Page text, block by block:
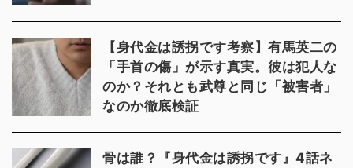
【身代金は誘拐です考察】有馬英二の
「手首の傷」が示す真実。彼は犯人な
のか？それとも武尊と同じ「被害者」
なのか徹底検証
骨は誰？『身代金は誘拐です』4話ネ